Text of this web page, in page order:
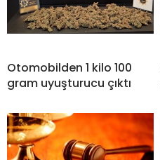
Otomobilden 1 kilo 100
gram uyuşturucu çıktı